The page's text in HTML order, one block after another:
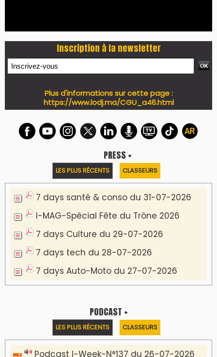
Inscription à la newsletter
Plus d'informations sur cette page :
https://www.lodj.ma/CGU_a46.html
PRESS +
LES PLUS RÉCENTS CLASSEURS
7 days santé & conso du 31-07-2026
I-MAG-Spécial Fête du Trône 2026
7 days Culture du 29-07-2026
7 days tech du 28-07-2026
7 days Auto-Moto du 27-07-2026
PODCAST +
LES PLUS RÉCENTS CLASSEURS
Podcast I-Week-N°137 du 26-07-2026